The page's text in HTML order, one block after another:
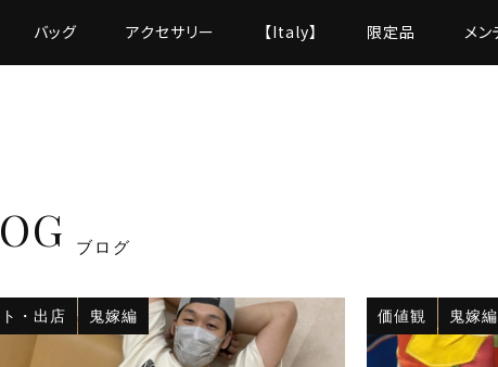
バッグ アクセサリー 【Italy】 限定品 メン
ブログ
・出店 鬼嫁編 価値観 鬼嫁編
親カテゴリ